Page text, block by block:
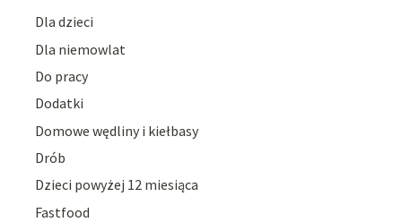
Dla dzieci
Dla niemowlat
Do pracy
Dodatki
Domowe wędliny i kiełbasy
Drób
Dzieci powyżej 12 miesiąca
Fastfood